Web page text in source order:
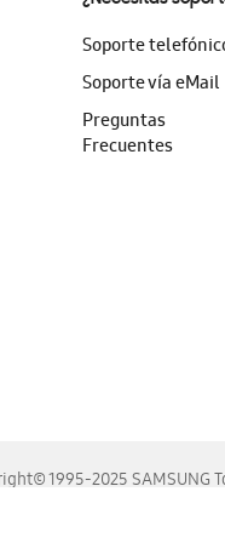
Soporte
Soporte vía eMail
Preguntas
Frecuentes
1995-2025 SAMSUNG